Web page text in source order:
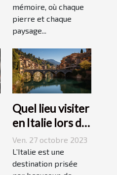
mémoire, où chaque
pierre et chaque
paysage...
Quel lieu visiter
en Italie lors de
vos vacances ?
Ven. 27 octobre 2023
L’Italie est une
destination prisée